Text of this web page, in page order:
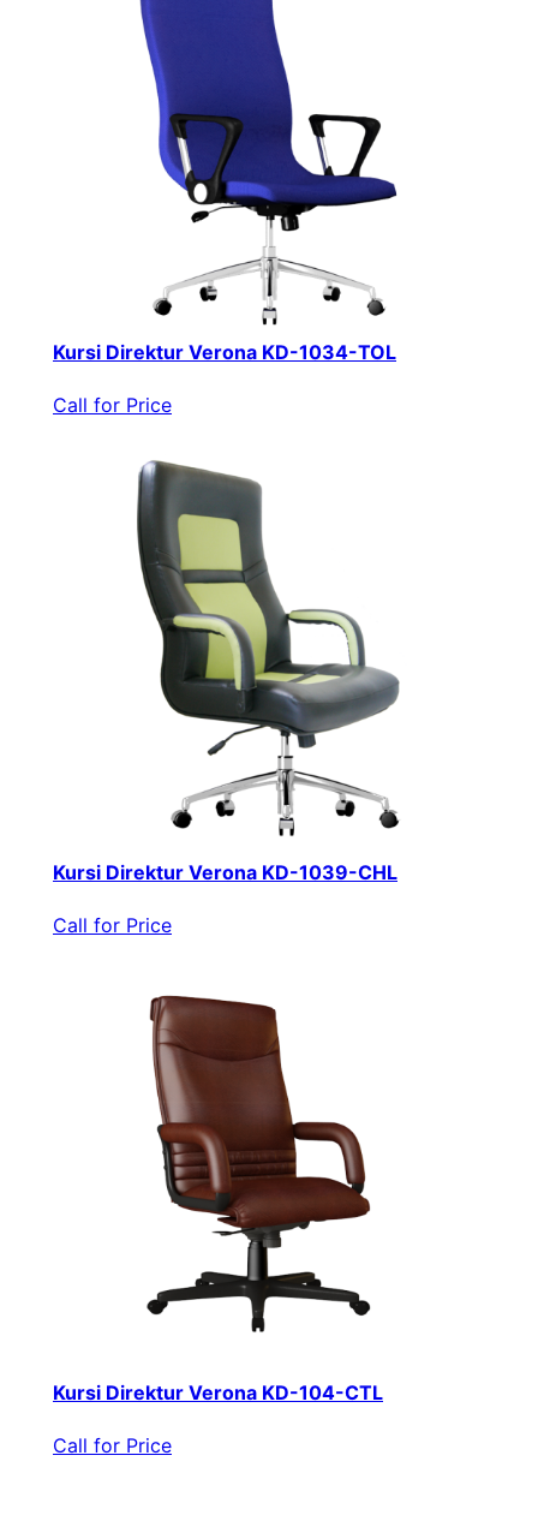
Kursi Direktur Verona KD-1034-TOL
Call for Price
Kursi Direktur Verona KD-1039-CHL
Call for Price
Kursi Direktur Verona KD-104-CTL
Call for Price